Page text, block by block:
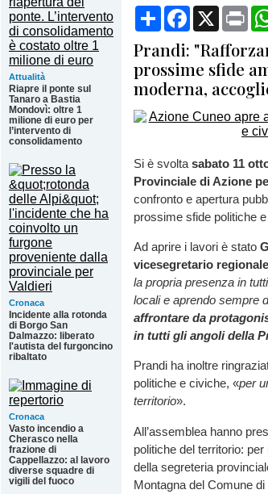
Attualità
Riapre il ponte sul
Tanaro a Bastia
Mondovì: oltre 1
milione di euro per
l’intervento di
consolidamento
Cronaca
Incidente alla rotonda
di Borgo San
Dalmazzo: liberato
l'autista del furgoncino
ribaltato
Cronaca
Vasto incendio a
Cherasco nella
frazione di
Cappellazzo: al lavoro
diverse squadre di
vigili del fuoco
CondividiFacebook
X
Prandi:
prossime sfide
moderna,
Si è svolta sabato 11
Provinciale di Azione
confronto e apertura
prossime sfide politiche
Ad aprire i lavori è stato
vicesegretario regionale
la propria presenza in
locali e aprendo sempre
affrontare da
in tutti gli angoli della
Prandi ha inoltre
politiche e civiche, «per
territorio».
All’assemblea hanno
politiche del territorio: per
della segreteria
Montagna del Comune